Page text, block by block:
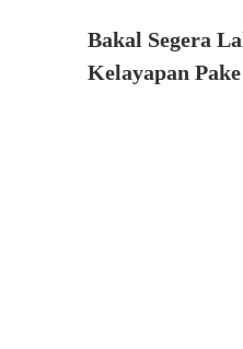
Bakal Segera
Kelayapan